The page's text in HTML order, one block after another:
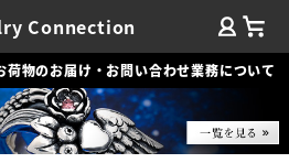
Connection
荷物のお届け・お問い合わせ業務について